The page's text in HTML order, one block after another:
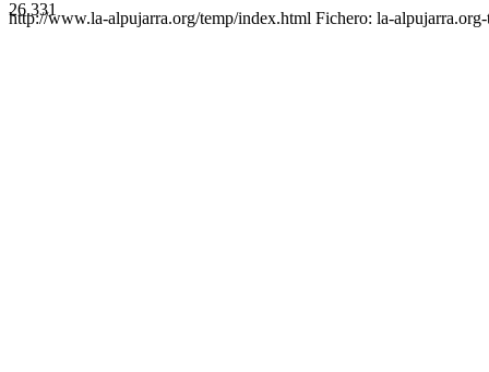
http://www.la-alpujarra.org/temp/index.html Fichero: la-
26.331